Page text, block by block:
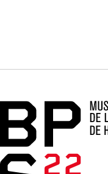
Accueil